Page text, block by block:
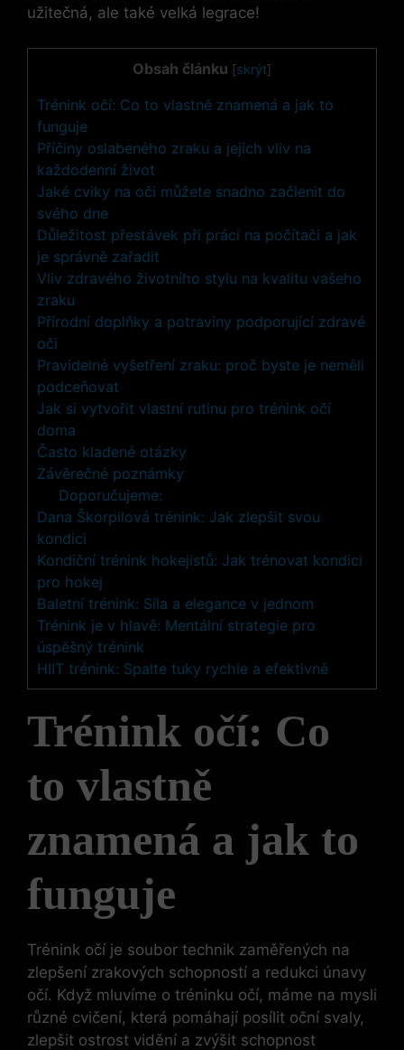
užitečná, ale také velká legrace!
Obsah článku [skrýt]
Trénink očí: Co to vlastně znamená a jak to
funguje
Příčiny oslabeného zraku a jejich vliv na
každodenní život
Jaké cviky na oči můžete snadno začlenit do
svého dne
Důležitost přestávek při práci na počítači a jak
je správně zařadit
Vliv zdravého životního stylu na kvalitu vašeho
zraku
Přírodní doplňky a potraviny podporující zdravé
oči
Pravidelné vyšetření zraku: proč byste je neměli
podceňovat
Jak si vytvořit vlastní rutinu pro trénink očí
doma
Často kladené otázky
Závěrečné poznámky
Doporučujeme:
Dana Škorpilová trénink: Jak zlepšit svou
kondici
Kondiční trénink hokejistů: Jak trénovat kondici
pro hokej
Baletní trénink: Síla a elegance v jednom
Trénink je v hlavě: Mentální strategie pro
úspěšný trénink
HIIT trénink: Spalte tuky rychle a efektivně
Trénink očí: Co
to vlastně
znamená a jak to
funguje
Trénink očí je soubor technik zaměřených na
zlepšení zrakových schopností a redukci únavy
očí. Když mluvíme o tréninku očí, máme na mysli
různé cvičení, která pomáhají posílit oční svaly,
zlepšit ostrost vidění a zvýšit schopnost